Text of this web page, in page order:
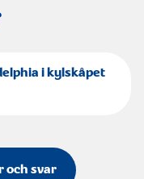
i kylskåpet
och svar